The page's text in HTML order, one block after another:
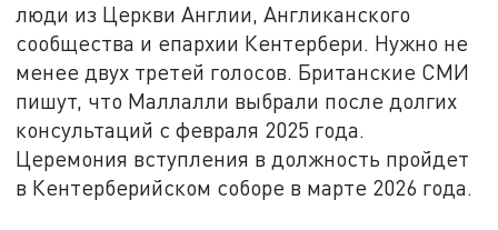
люди из Церкви Англии, Англиканского
сообщества и епархии Кентербери. Нужно не
менее двух третей голосов. Британские СМИ
пишут, что Маллалли выбрали после долгих
консультаций с февраля 2025 года.
Церемония вступления в должность пройдет
в Кентерберийском соборе в марте 2026 года.